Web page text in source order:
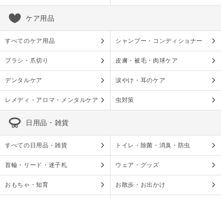
ケア用品
すべてのケア用品 シャンプー・コンディショナー
ブラシ・爪切り 皮膚・被毛・肉球ケア
デンタルケア 涙やけ・耳のケア
レメディ・アロマ・メンタルケア 虫対策
日用品・雑貨
すべての日用品・雑貨 トイレ・除菌・消臭・防虫
首輪・リード・迷子札 ウェア・グッズ
おもちゃ・知育 お散歩・お出かけ